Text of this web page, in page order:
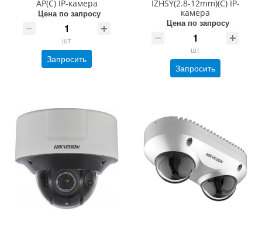
AP(C) IP-камера
Цена по запросу
шт
Запросить
IZHSY(2.8-12mm)(C) IP-
камера
Цена по запросу
шт
Запросить